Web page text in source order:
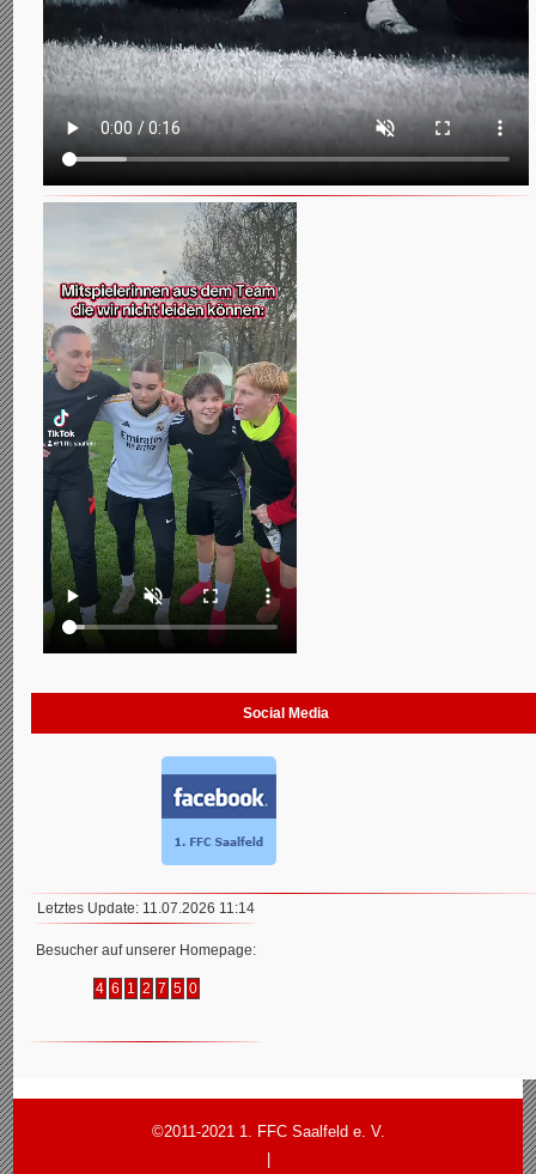
Social Media
Letztes Update: 11.07.2026 11:14
Besucher auf unserer Homepage:
4 6 1 2 7 5 0
©2011-2021 1. FFC Saalfeld e. V.